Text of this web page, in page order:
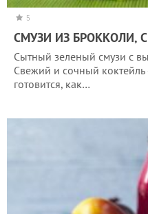
5
СМУЗИ ИЗ БРОККОЛИ,
Сытный зеленый смузи с
Свежий и сочный коктейль
готовится, как…